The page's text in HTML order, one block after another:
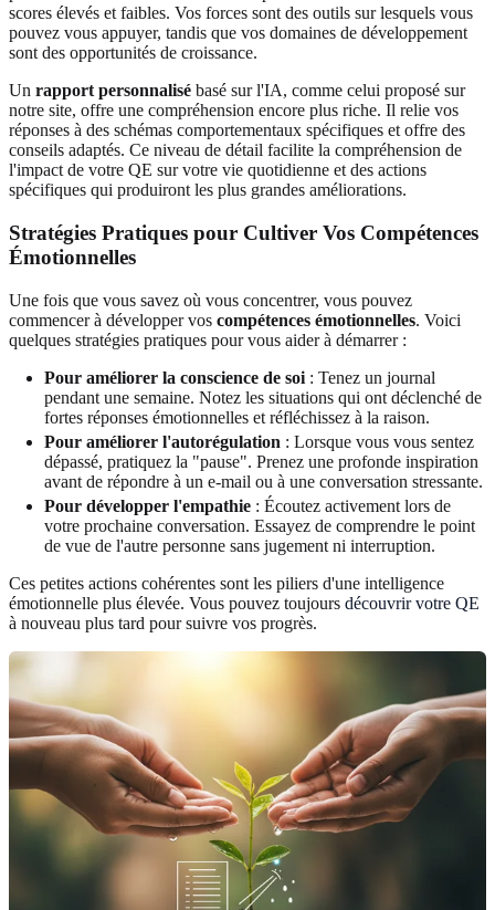
scores élevés et faibles. Vos forces sont des outils sur lesquels vous
pouvez vous appuyer, tandis que vos domaines de développement
sont des opportunités de croissance.
Un rapport personnalisé basé sur l'IA, comme celui proposé sur
notre site, offre une compréhension encore plus riche. Il relie vos
réponses à des schémas comportementaux spécifiques et offre des
conseils adaptés. Ce niveau de détail facilite la compréhension de
l'impact de votre QE sur votre vie quotidienne et des actions
spécifiques qui produiront les plus grandes améliorations.
Stratégies Pratiques pour Cultiver Vos Compétences
Émotionnelles
Une fois que vous savez où vous concentrer, vous pouvez
commencer à développer vos compétences émotionnelles. Voici
quelques stratégies pratiques pour vous aider à démarrer :
Pour améliorer la conscience de soi : Tenez un journal
pendant une semaine. Notez les situations qui ont déclenché de
fortes réponses émotionnelles et réfléchissez à la raison.
Pour améliorer l'autorégulation : Lorsque vous vous sentez
dépassé, pratiquez la "pause". Prenez une profonde inspiration
avant de répondre à un e-mail ou à une conversation stressante.
Pour développer l'empathie : Écoutez activement lors de
votre prochaine conversation. Essayez de comprendre le point
de vue de l'autre personne sans jugement ni interruption.
Ces petites actions cohérentes sont les piliers d'une intelligence
émotionnelle plus élevée. Vous pouvez toujours découvrir votre QE
à nouveau plus tard pour suivre vos progrès.